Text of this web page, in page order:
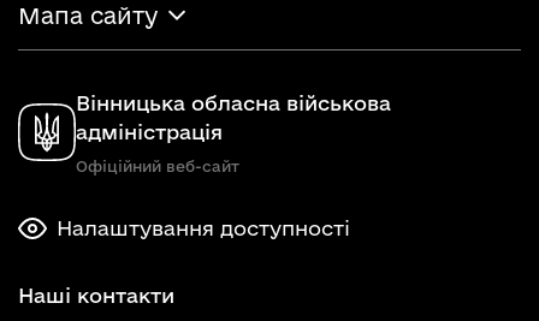
Мапа сайту
Вінницька обласна військова
адміністрація
Офіційний веб-сайт
Налаштування доступності
Наші контакти